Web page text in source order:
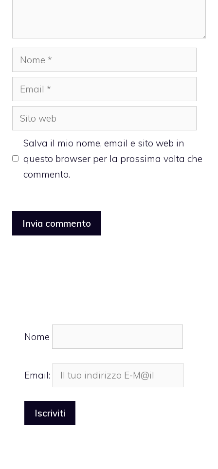
Nome
Email
Sito
web
Salva il mio nome, email e sito web in
questo browser per la prossima volta che
commento.
Nome
Email: